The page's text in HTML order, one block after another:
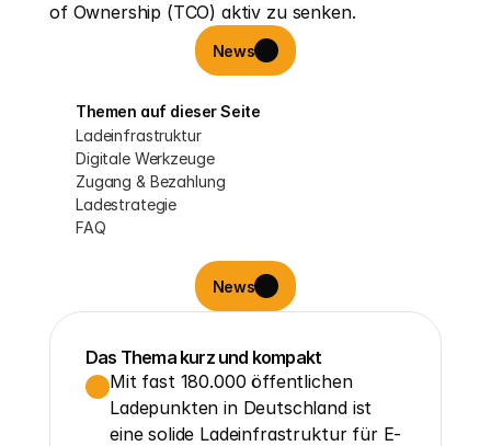
of Ownership (TCO) aktiv zu senken.
News
Themen auf dieser Seite
Ladeinfrastruktur
Digitale Werkzeuge
Zugang & Bezahlung
Ladestrategie
FAQ
News
Das Thema kurz und kompakt
Mit fast 180.000 öffentlichen
Ladepunkten in Deutschland ist
eine solide Ladeinfrastruktur für E-